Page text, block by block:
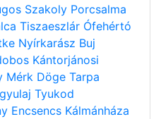
Szakoly Porcsalma
Tiszaeszlár Ófehértó
Nyírkarász Buj
Kántorjánosi
Mérk Döge Tarpa
Tyukod
Encsencs Kálmánháza